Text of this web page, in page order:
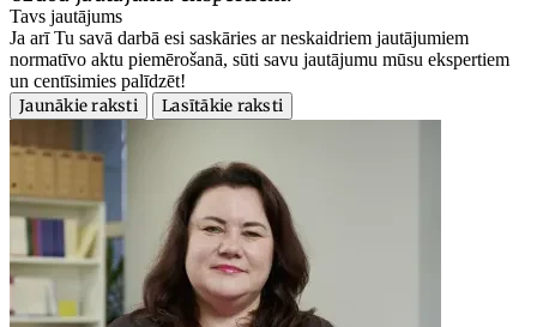
Tavs jautājums
Ja arī Tu savā darbā esi saskāries ar neskaidriem jautājumiem
normatīvo aktu piemērošanā, sūti savu jautājumu mūsu ekspertiem
un centīsimies palīdzēt!
Jaunākie raksti
Lasītākie raksti